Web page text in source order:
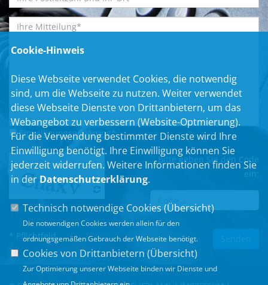
Einwilligungserklärung*
Bitte geben Sie den Code
ein:
* Pflichtfeld
Cookie-Hinweis
Diese Webseite verwendet Cookies, die notwendig
sind, um die Webseite zu nutzen. Weiter verwendet
diese Webseite Dienste von Drittanbietern, um das
Webangebot zu verbessern (Website-Optmierung).
Für die Verwendung bestimmter Dienste wird Ihre
Einwilligung benötigt. Ihre Einwilligung können Sie
jederzeit widerrufen. Weitere Informationen finden Sie
in der Datenschutzerklärung.
Technisch notwendige Cookies (Übersicht)
Die notwendigen Cookies werden allein für den
ordnungsgemäßen Gebrauch der Webseite benötigt.
Cookies von Drittanbietern (Übersicht)
Zur Optimierung unserer Webseite binden wir Dienste und